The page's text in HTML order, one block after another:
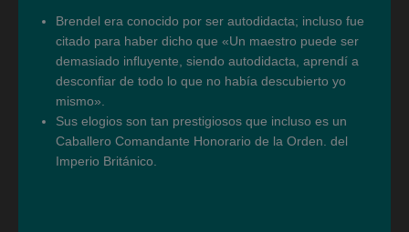
Brendel era conocido por ser autodidacta; incluso fue
citado para haber dicho que «Un maestro puede ser
demasiado influyente, siendo autodidacta, aprendí a
desconfiar de todo lo que no había descubierto yo
mismo».
Sus elogios son tan prestigiosos que incluso es un
Caballero Comandante Honorario de la Orden. del
Imperio Británico.